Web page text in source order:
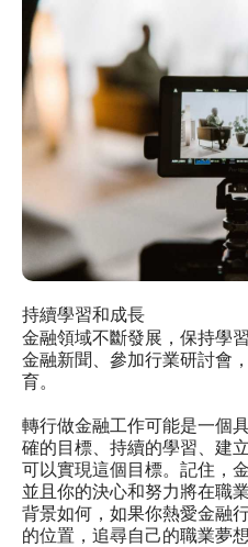
持續學習和成長
金融領域不斷發展，保持學
金融新聞、參加行業研討會
育。
轉行做金融工作可能是一個
確的目標、持續的學習、建
可以實現這個目標。記住，
並且你的決心和努力將在職
背景如何，如果你熱愛金融
的位置，追尋自己的職業夢想